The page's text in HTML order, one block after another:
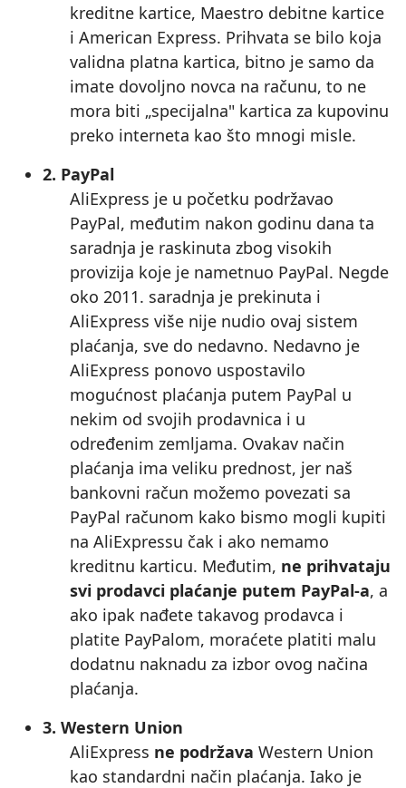
kreditne kartice, Maestro debitne kartice
i American Express. Prihvata se bilo koja
validna platna kartica, bitno je samo da
imate dovoljno novca na računu, to ne
mora biti „specijalna" kartica za kupovinu
preko interneta kao što mnogi misle.
2. PayPal
AliExpress je u početku podržavao
PayPal, međutim nakon godinu dana ta
saradnja je raskinuta zbog visokih
provizija koje je nametnuo PayPal. Negde
oko 2011. saradnja je prekinuta i
AliExpress više nije nudio ovaj sistem
plaćanja, sve do nedavno. Nedavno je
AliExpress ponovo uspostavilo
mogućnost plaćanja putem PayPal u
nekim od svojih prodavnica i u
određenim zemljama. Ovakav način
plaćanja ima veliku prednost, jer naš
bankovni račun možemo povezati sa
PayPal računom kako bismo mogli kupiti
na AliExpressu čak i ako nemamo
kreditnu karticu. Međutim, ne prihvataju
svi prodavci plaćanje putem PayPal‑a, a
ako ipak nađete takavog prodavca i
platite PayPalom, moraćete platiti malu
dodatnu naknadu za izbor ovog načina
plaćanja.
3. Western Union
AliExpress ne podržava Western Union
kao standardni način plaćanja. Iako je